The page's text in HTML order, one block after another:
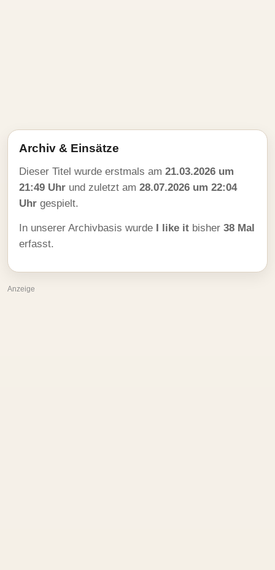
Archiv & Einsätze
Dieser Titel wurde erstmals am 21.03.2026 um
21:49 Uhr und zuletzt am 28.07.2026 um 22:04
Uhr gespielt.
In unserer Archivbasis wurde I like it bisher 38 Mal
erfasst.
Anzeige